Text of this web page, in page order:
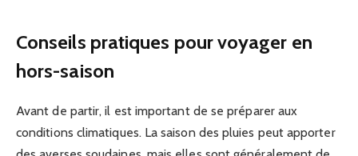
Conseils pratiques pour voyager en
hors-saison
Avant de partir, il est important de se préparer aux
conditions climatiques. La saison des pluies peut apporter